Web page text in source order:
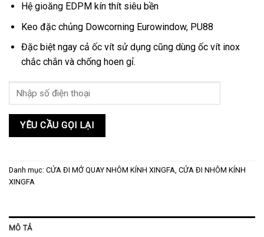
Hệ gioăng EDPM kín thít siêu bền
Keo đặc chủng Dowcorning Eurowindow, PU88
Đặc biệt ngay cả ốc vít sử dụng cũng dùng ốc vít inox
chắc chắn và chống hoen gỉ.
Danh mục: CỬA ĐI MỞ QUAY NHÔM KÍNH XINGFA, CỬA ĐI NHÔM KÍNH
XINGFA
MÔ TẢ